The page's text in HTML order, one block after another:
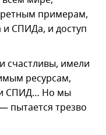
примерам,
и СПИДа, и доступ
счастливы, имели
ресурсам,
и СПИД… Но мы
пытается трезво